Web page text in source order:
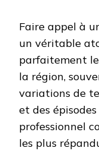
Faire appel à
un véritable
parfaitement
la région,
variations de
et des
professionnel
les plus